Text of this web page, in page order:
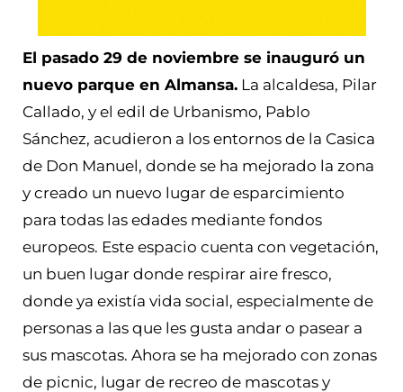
El pasado 29 de noviembre se inauguró un
nuevo parque en Almansa. La alcaldesa, Pilar
Callado, y el edil de Urbanismo, Pablo
Sánchez, acudieron a los entornos de la Casica
de Don Manuel, donde se ha mejorado la zona
y creado un nuevo lugar de esparcimiento
para todas las edades mediante fondos
europeos. Este espacio cuenta con vegetación,
un buen lugar donde respirar aire fresco,
donde ya existía vida social, especialmente de
personas a las que les gusta andar o pasear a
sus mascotas. Ahora se ha mejorado con zonas
de picnic, lugar de recreo de mascotas y